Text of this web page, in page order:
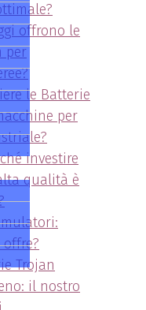
offrono le
per
le Batterie
per
investire
qualità è
Trojan
il nostro